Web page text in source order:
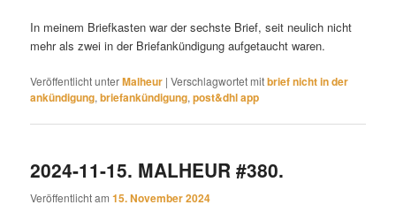
In meinem Briefkasten war der sechste Brief, seit neulich nicht
mehr als zwei in der Briefankündigung aufgetaucht waren.
Veröffentlicht unterMalheur |Verschlagwortet mitbrief nicht in der
ankündigung,briefankündigung,post&dhl app
2024-11-15. MALHEUR #380.
Veröffentlicht am15. November 2024